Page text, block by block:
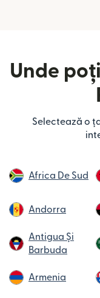
Unde
Selectează o
Africa De Sud
Andorra
Antigua Și
Barbuda
Armenia